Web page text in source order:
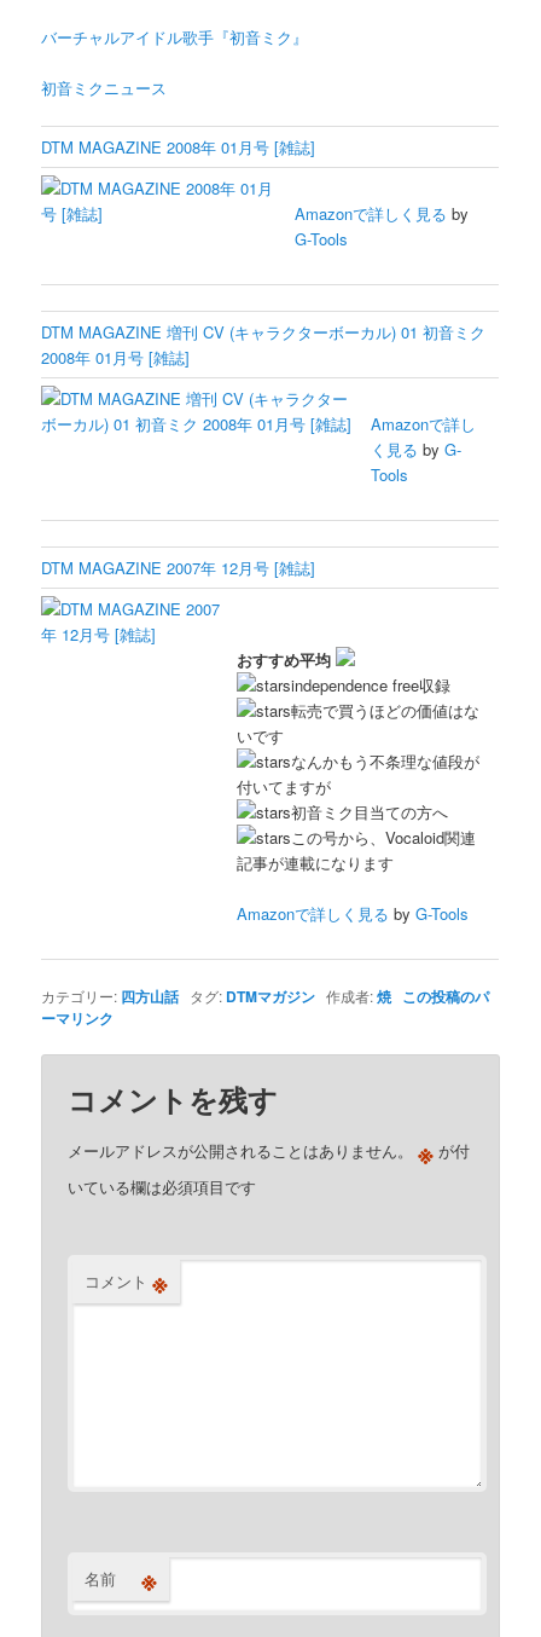
バーチャルアイドル歌手『初音ミク』
初音ミクニュース
DTM MAGAZINE 2008年 01月号 [雑誌]
Amazonで詳しく見る by
G-Tools
DTM MAGAZINE 増刊 CV (キャラクターボーカル) 01 初音ミク
2008年 01月号 [雑誌]
Amazonで詳し
く見る byG-
Tools
DTM MAGAZINE 2007年 12月号 [雑誌]
おすすめ平均
independence free収録
転売で買うほどの価値はな
いです
なんかもう不条理な値段が
付いてますが
初音ミク目当ての方へ
この号から、Vocaloid関連
記事が連載になります
Amazonで詳しく見る byG-Tools
カテゴリー: 四方山話タグ: DTMマガジン 作成者:焼 この投稿のパ
ーマリンク
コメントを残す
メールアドレスが公開されることはありません。 ※ が付
いている欄は必須項目です
コメント ※
名前 ※